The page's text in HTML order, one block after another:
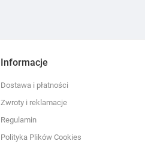
Informacje
Dostawa i płatności
Zwroty i reklamacje
Regulamin
Polityka Plików Cookies